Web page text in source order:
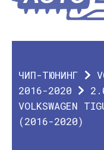
О КОМПАНИИ
КОНТАКТЫ
ЧИП-ТЮНИНГ
2016-2020
VOLKSWAGEN
(2016-2020)